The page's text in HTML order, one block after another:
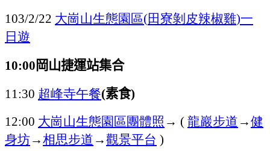
103/2/22 大崗山生態園區(田寮剝皮辣椒雞)一
日遊
10:00岡山捷運站集合
11:30 超峰寺午餐(素食)
12:00 大崗山生態園區團體照 → ( 龍巖步道→健
身坊→相思步道→觀景平台 )